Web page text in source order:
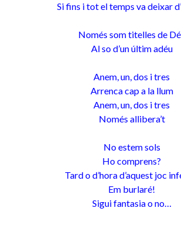
Si fins i tot el temps va deixar
Només som titelles de
Al so d’un últim adéu
Anem, un, dos i tres
Arrenca cap a la llum
Anem, un, dos i tres
Només allibera’t
No estem sols
Ho comprens?
Tard o d’hora d’aquest joc
Em burlaré!
Sigui fantasia o no…